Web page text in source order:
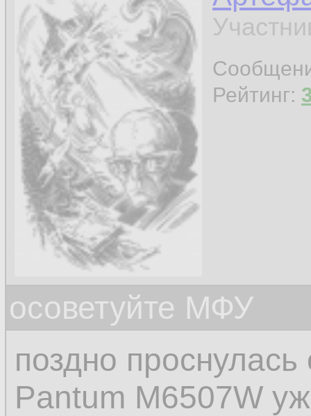
Рейтинг:
осоветуйте МФУ
поздно проснулась
Pantum M6507W